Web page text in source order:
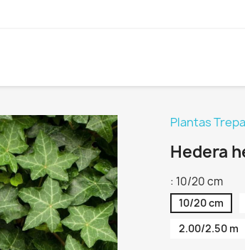
Plantas
Hedera
: 10/20 cm
10/20 cm
2.00/2.50 m